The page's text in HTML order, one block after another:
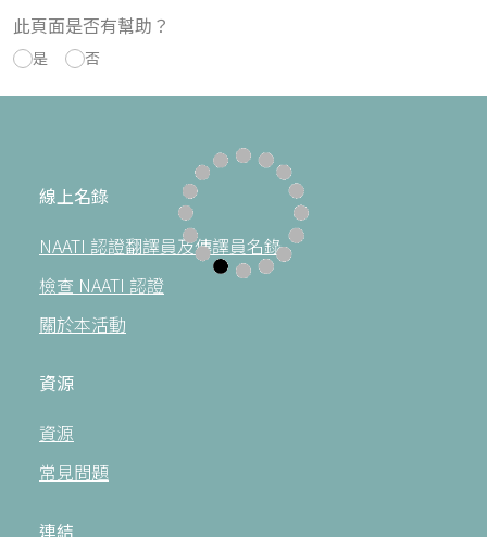
此頁面是否有幫助？
是 否
線上名錄
NAATI 認證翻譯員及傳譯員名錄
檢查 NAATI 認證
關於本活動
資源
資源
常見問題
連結